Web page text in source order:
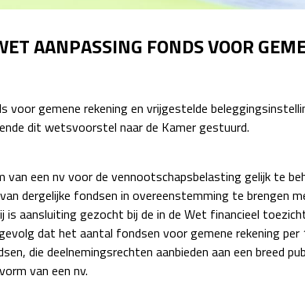
AANPASSING FONDS VOOR
gemene rekening en vrijgestelde
dit wetsvoorstel naar de Kamer gestuurd.
een nv voor de vennootschapsbelasting gelijk te
dergelijke fondsen in overeenstemming te brengen
aansluiting gezocht bij de in de Wet financieel
dat het aantal fondsen voor gemene rekening
die deelnemingsrechten aanbieden aan een breed
van een nv.